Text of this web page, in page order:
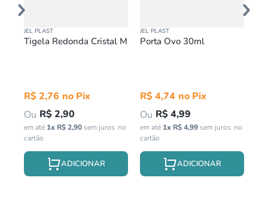
JEL PLAST
Tigela Redonda Cristal M
R$2,76
R$2,90
em até 1x R$2,90sem juros
JEL PLAST
Porta Ovo 30ml
R$4,74
R$4,99
em até 1x R$4,99sem juros